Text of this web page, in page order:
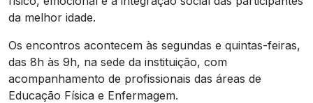
da melhor idade.
Os encontros acontecem às segundas e quintas-feiras,
das 8h às 9h, na sede da instituição, com
acompanhamento de profissionais das áreas de
Educação Física e Enfermagem.